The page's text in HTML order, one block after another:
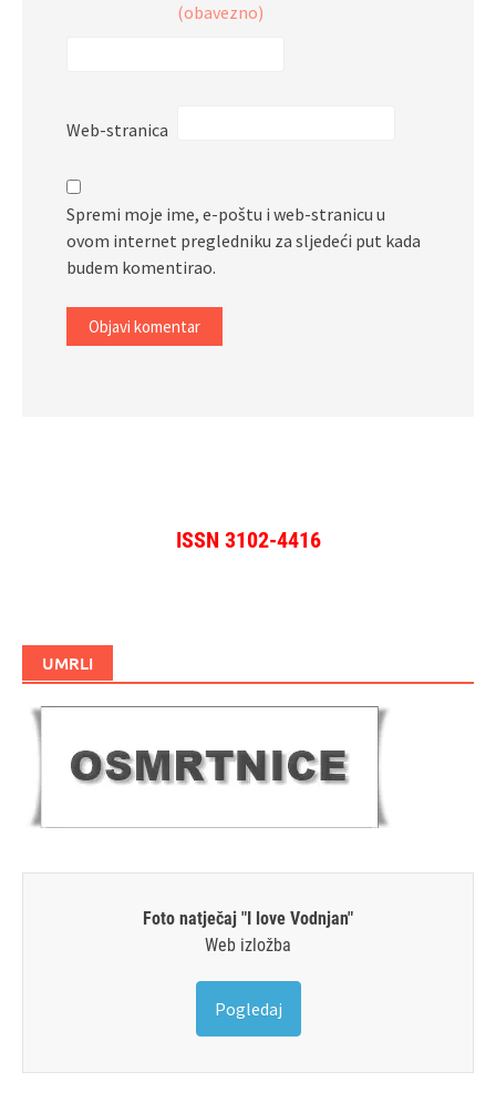
(obavezno)
Web-stranica
Spremi moje ime, e-poštu i web-stranicu u
ovom internet pregledniku za sljedeći put kada
budem komentirao.
ISSN 3102-4416
UMRLI
Foto natječaj "I love Vodnjan"
Web izložba
Pogledaj